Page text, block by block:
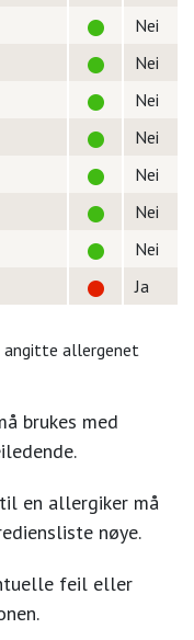
Nei
Nei
Nei
Nei
Nei
Nei
Nei
Ja
angitte allergenet
brukes med
en allergiker må
nøye.
feil eller